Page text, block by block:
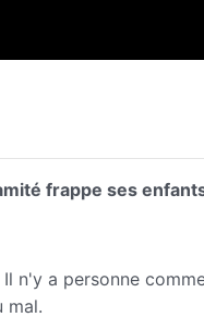
frappe ses
n'y a personne
mal.